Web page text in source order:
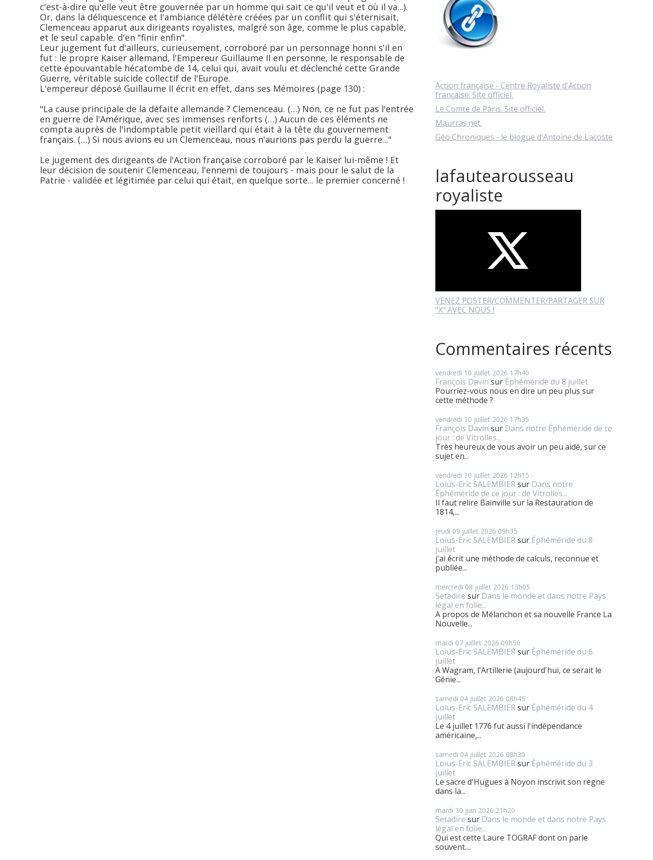
c'est-à-dire qu'elle veut être gouvernée par un homme qui sait ce qu'il veut et où il va...).
Or, dans la déliquescence et l'ambiance délétère créées par un conflit qui s'éternisait,
Clemenceau apparut aux dirigeants royalistes, malgré son âge, comme le plus capable,
et le seul capable. d'en "finir enfin".
Leur jugement fut d'ailleurs, curieusement, corroboré par un personnage honni s'il en
fut : le propre Kaiser allemand, l'Empereur Guillaume II en personne, le responsable de
cette épouvantable hécatombe de 14, celui qui, avait voulu et déclenché cette Grande
Guerre, véritable suicide collectif de l'Europe.
L'empereur déposé Guillaume II écrit en effet, dans ses Mémoires (page 130) :
"La cause principale de la défaite allemande ? Clemenceau. (…) Non, ce ne fut pas l'entrée
en guerre de l'Amérique, avec ses immenses renforts (…) Aucun de ces éléments ne
compta auprès de l'indomptable petit vieillard qui était à la tête du gouvernement
français. (…) Si nous avions eu un Clemenceau, nous n'aurions pas perdu la guerre..."
Le jugement des dirigeants de l'Action française corroboré par le Kaiser lui-même ! Et
leur décision de soutenir Clemenceau, l'ennemi de toujours - mais pour le salut de la
Patrie - validée et légitimée par celui qui était, en quelque sorte... le premier concerné !
Action française - Centre Royaliste d'Action
française. Site officiel.
Le Comte de Paris. Site officiel.
Maurras.net.
Géo Chroniques - le blogue d'Antoine de Lacoste
lafautearousseau
royaliste
VENEZ POSTER/COMMENTER/PARTAGER SUR
"X" AVEC NOUS !
Commentaires récents
vendredi 10 juillet 2026 17h40
François Davin sur Éphéméride du 8 juillet
Pourriez-vous nous en dire un peu plus sur
cette méthode ?
vendredi 10 juillet 2026 17h35
François Davin sur Dans notre Éphéméride de ce
jour : de Vitrolles...
Très heureux de vous avoir un peu aidé, sur ce
sujet en...
vendredi 10 juillet 2026 12h15
Loius-Eric SALEMBIERsur Dans notre
Éphéméride de ce jour : de Vitrolles...
Il faut relire Bainville sur la Restauration de
1814,...
jeudi 09 juillet 2026 09h35
Loius-Eric SALEMBIERsur Éphéméride du 8
juillet
j'ai écrit une méthode de calculs, reconnue et
publiée...
mercredi 08 juillet 2026 13h05
Setadire sur Dans le monde et dans notre Pays
légal en folie...
A propos de Mélanchon et sa nouvelle France La
Nouvelle...
mardi 07 juillet 2026 09h50
Loius-Eric SALEMBIERsur Éphéméride du 6
juillet
A Wagram, l'Artillerie (aujourd'hui, ce serait le
Génie...
samedi 04 juillet 2026 08h45
Loius-Eric SALEMBIERsur Éphéméride du 4
juillet
Le 4 juillet 1776 fut aussi l'indépendance
américaine,...
samedi 04 juillet 2026 08h30
Loius-Eric SALEMBIERsur Éphéméride du 3
juillet
Le sacre d'Hugues à Noyon inscrivit son règne
dans la...
mardi 30 juin 2026 21h20
Setadire sur Dans le monde et dans notre Pays
légal en folie...
Qui est cette Laure TOGRAF dont on parle
souvent....